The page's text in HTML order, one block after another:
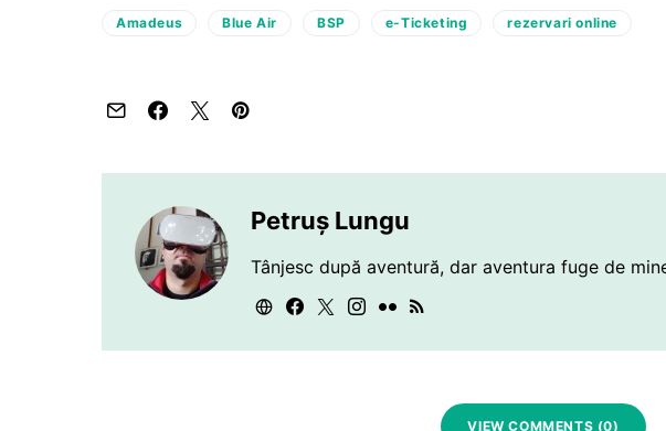
Amadeus Blue Air BSP e-Ticketing rezervari online
Petruș Lungu
Tânjesc după aventură, dar aventura fuge de
VIEW COMMENTS (0)